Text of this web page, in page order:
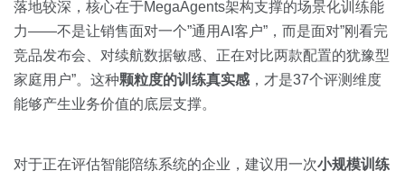
落地较深，核心在于MegaAgents架构支撑的场景化训练能
力——不是让销售面对一个”通用AI客户”，而是面对”刚看完
竞品发布会、对续航数据敏感、正在对比两款配置的犹豫型
家庭用户”。这种颗粒度的训练真实感 ，才是37个评测维度
能够产生业务价值的底层支撑。
对于正在评估智能陪练系统的企业，建议用一次小规模训练